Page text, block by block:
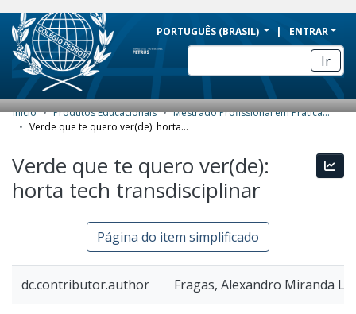
BRAZIL
Simplifique!
Comunica BR
Participe
Acesso à informação
Canais
PORTUGUÊS (BRASIL) ENTRAR
Ir
COMUNIDADES E COLEÇÕES
NAVEGAR
ESTATÍSTICAS
Início Produtos Educacionais
Mestrado Profissional em Práticas de Educação Básica (MPPEB) - Produtos Educacionais
Verde que te quero ver(de): horta tech transdisciplinar
Verde que te quero ver(de):
horta tech transdisciplinar
Página do item simplificado
dc.contributor.author Fragas, Alexandro Miranda